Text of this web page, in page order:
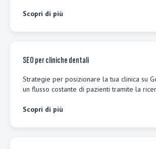
Scopri di più
SEO per cliniche dentali
Strategie per posizionare la tua clinica su
un flusso costante di pazienti tramite la
Scopri di più